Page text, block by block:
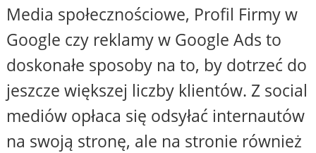
Media społecznościowe, Profil Firmy w
Google czy reklamy w Google Ads to
doskonałe sposoby na to, by dotrzeć do
jeszcze większej liczby klientów. Z social
mediów opłaca się odsyłać internautów
na swoją stronę, ale na stronie również